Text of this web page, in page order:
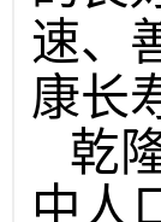
速、
康长
乾
中人